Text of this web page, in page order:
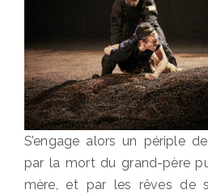
S’engage alors un périple
par la mort du grand-père
mère, et par les rêves de